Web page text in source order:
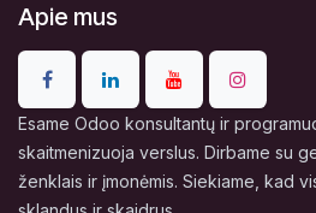
Apie mus
Esame Odoo konsultantų ir
skaitmenizuoja verslus. Dirbame su
ženklais ir įmonėmis. Siekiame, kad